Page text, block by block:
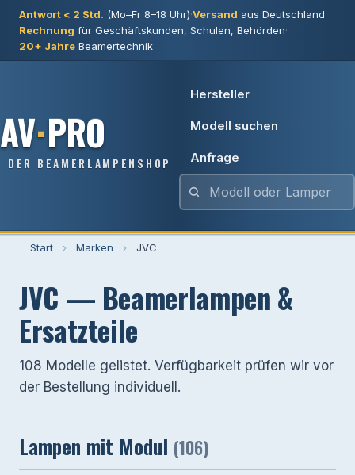
Antwort < 2 Std. (Mo–Fr 8–18 Uhr)·Versand aus Deutschland·
Rechnung für Geschäftskunden, Schulen, Behörden·
20+ Jahre Beamertechnik
AV·PRO
DER BEAMERLAMPENSHOP
Hersteller
Modell suchen
Anfrage
Start › Marken › JVC
JVC — Beamerlampen &
Ersatzteile
108 Modelle gelistet. Verfügbarkeit prüfen wir vor
der Bestellung individuell.
Lampen mit Modul (106)